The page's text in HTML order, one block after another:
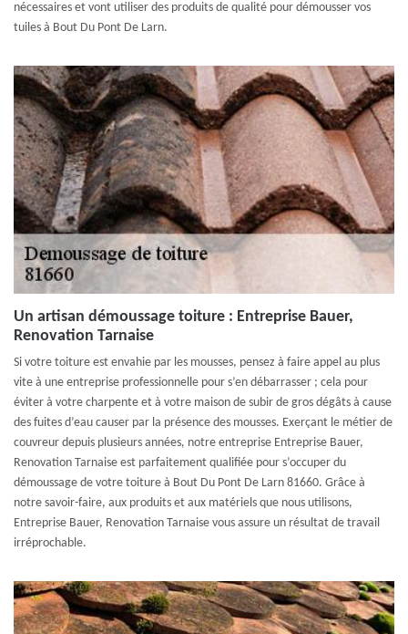
nécessaires et vont utiliser des produits de qualité pour démousser vos
tuiles à Bout Du Pont De Larn.
Un artisan démoussage toiture : Entreprise Bauer,
Renovation Tarnaise
Si votre toiture est envahie par les mousses, pensez à faire appel au plus
vite à une entreprise professionnelle pour s’en débarrasser ; cela pour
éviter à votre charpente et à votre maison de subir de gros dégâts à cause
des fuites d’eau causer par la présence des mousses. Exerçant le métier de
couvreur depuis plusieurs années, notre entreprise Entreprise Bauer,
Renovation Tarnaise est parfaitement qualifiée pour s’occuper du
démoussage de votre toiture à Bout Du Pont De Larn 81660. Grâce à
notre savoir-faire, aux produits et aux matériels que nous utilisons,
Entreprise Bauer, Renovation Tarnaise vous assure un résultat de travail
irréprochable.